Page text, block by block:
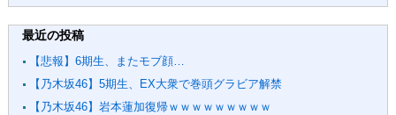
最近の投稿
【悲報】6期生、またモブ顔…
【乃木坂46】5期生、EX大衆で巻頭グラビア解禁
【乃木坂46】岩本蓮加復帰ｗｗｗｗｗｗｗｗｗ